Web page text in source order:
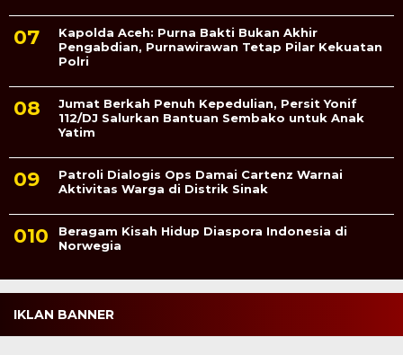
Kapolda Aceh: Purna Bakti Bukan Akhir
Pengabdian, Purnawirawan Tetap Pilar Kekuatan
Polri
Jumat Berkah Penuh Kepedulian, Persit Yonif
112/DJ Salurkan Bantuan Sembako untuk Anak
Yatim
Patroli Dialogis Ops Damai Cartenz Warnai
Aktivitas Warga di Distrik Sinak
Beragam Kisah Hidup Diaspora Indonesia di
Norwegia
IKLAN BANNER